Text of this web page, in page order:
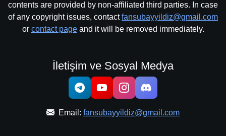
contents are provided by non-affiliated third parties. In case
of any copyright issues, contactfansubayyildiz@gmail.com
or contact pageand it will be removed immediately.
İletişim ve Sosyal Medya
Email: fansubayyildiz@gmail.com